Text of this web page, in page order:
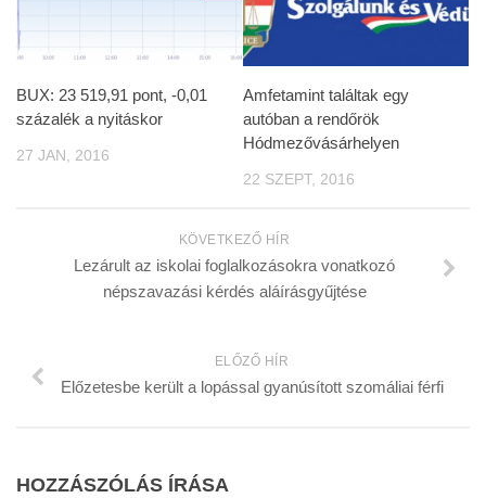
BUX: 23 519,91 pont, -0,01
százalék a nyitáskor
27 JAN, 2016
Amfetamint találtak egy
autóban a rendőrök
Hódmezővásárhelyen
22 SZEPT, 2016
KÖVETKEZŐ HÍR
Lezárult az iskolai foglalkozásokra vonatkozó
népszavazási kérdés aláírásgyűjtése
ELŐZŐ HÍR
Előzetesbe került a lopással gyanúsított szomáliai férfi
HOZZÁSZÓLÁS ÍRÁSA